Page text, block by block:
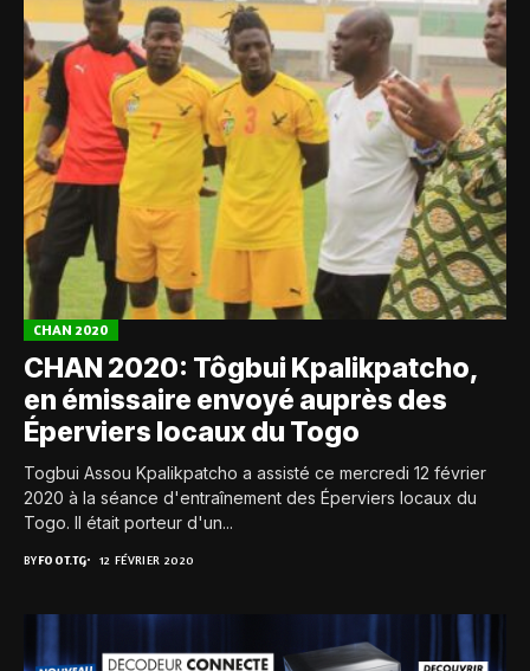
CHAN 2020
CHAN 2020: Tôgbui Kpalikpatcho,
en émissaire envoyé auprès des
Éperviers locaux du Togo
Togbui Assou Kpalikpatcho a assisté ce mercredi 12 février
2020 à la séance d'entraînement des Éperviers locaux du
Togo. Il était porteur d'un...
BYFOOT.TG 12 FÉVRIER 2020